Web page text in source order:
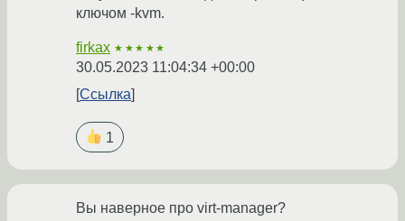
ключом -kvm.
firkax ★★★★★
30.05.2023 11:04:34 +00:00
Ссылка
1
Вы наверное про virt-manager?